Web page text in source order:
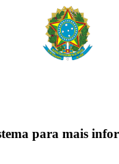
para mais